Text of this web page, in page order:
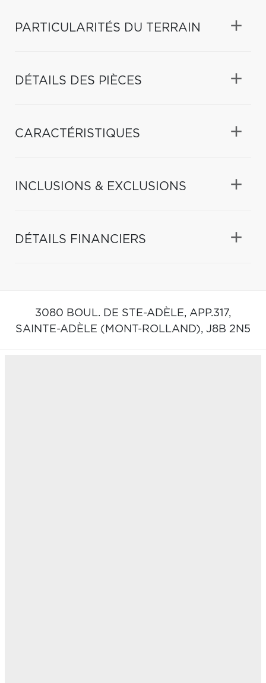
PARTICULARITÉS DU TERRAIN
DÉTAILS DES PIÈCES
CARACTÉRISTIQUES
INCLUSIONS & EXCLUSIONS
DÉTAILS FINANCIERS
3080 BOUL. DE STE-ADÈLE, APP.317,
SAINTE-ADÈLE (MONT-ROLLAND), J8B 2N5